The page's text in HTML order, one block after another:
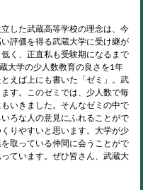
した武蔵高等学校の理念は、今
評価を得る武蔵大学に受け継が
く、正直私も受験期になるまで
大学の少人数教育の良さを1年
えば上にも書いた「ゼミ」。武
す。このゼミでは、少人数で毎
いきました。そんなゼミの中で
ろな人の意見にふれることがで
りやすいと思います。大学が少
取っている仲間に会うことがで
ています。ぜひ皆さん、武蔵大